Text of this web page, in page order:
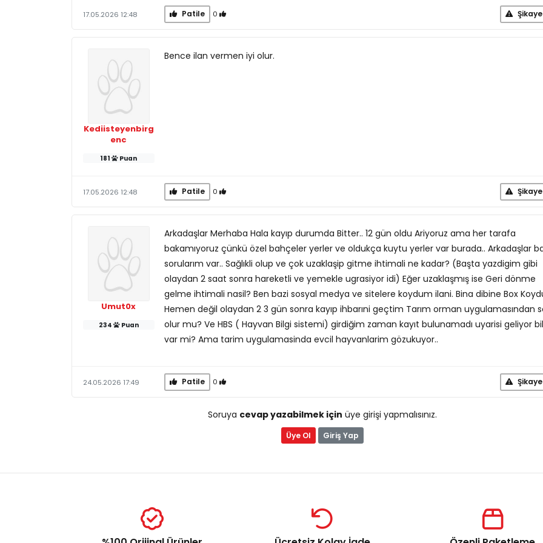
17.05.2026 12:48 Patile 0
Kediisteyenbirg
enc
181 Puan
Bence ilan vermen iyi olur.
17.05.2026 12:48 Patile 0
Umut0x
234 Puan
Arkadaşlar Merhaba Hala kayıp durumda Bitter.. 12 gün oldu Ariyoruz ama her tarafa
bakamıyoruz çünkü özel bahçeler yerler ve oldukça kuytu yerler var burada.. Arkadaşlar
sorularım var.. Sağlıkli olup ve çok uzaklaşip gitme ihtimali ne kadar? (Başta yazdigim gibi
olaydan 2 saat sonra hareketli ve yemekle ugrasiyor idi) Eğer uzaklaşmış ise Geri dönme
gelme ihtimali nasil? Ben bazi sosyal medya ve sitelere koydum ilani. Bina dibine Box
Hemen değil olaydan 2 3 gün sonra kayıp ihbarıni geçtim Tarım orman uygulamasından
olur mu? Ve HBS ( Hayvan Bilgi sistemi) girdiğim zaman kayıt bulunamadı uyarisi geliyor
var mi? Ama tarim uygulamasinda evcil hayvanlarim gözukuyor..
24.05.2026 17:49 Patile 0
Soruya cevap yazabilmek için üye girişi yapmalısınız.
Üye Ol Giriş Yap